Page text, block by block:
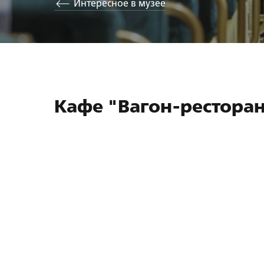
Интересное в музее
Кафе "Вагон-